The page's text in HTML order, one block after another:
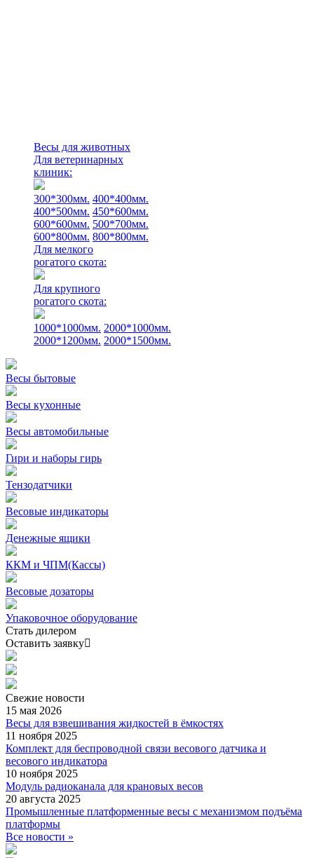
Весы для животных
Для ветеринарных
клиник:
300*300мм. 400*400мм.
400*500мм. 450*600мм.
600*600мм. 500*700мм.
600*800мм. 800*800мм.
Для мелкого
рогатого скота:
Для крупного
рогатого скота:
1000*1000мм. 2000*1000мм.
2000*1200мм. 2000*1500мм.
Весы бытовые
Весы кухонные
Весы автомобильные
Гири и наборы гирь
Тензодатчики
Весовые индикаторы
Денежные ящики
ККМ и ЧПМ(Кассы)
Весовые дозаторы
Упаковочное оборудование
Стать дилером
Оставить заявку
Свежие новости
15 мая 2026
Весы для взвешивания жидкостей в ёмкостях
11 ноября 2025
Комплект для беспроводной связи весового датчика и
весового индикатора
10 ноября 2025
Модуль радиоканала для крановых весов
20 августа 2025
Промышленные платформенные весы с механизмом подъёма
платформы
Все новости »